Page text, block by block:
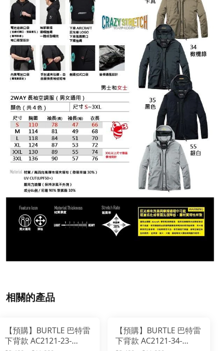
相關的產品
【預購】BURTLE 巴特雷
下背款 AC2121-23-
【預購】BURTLE 巴特雷
下背款 AC2121-34-